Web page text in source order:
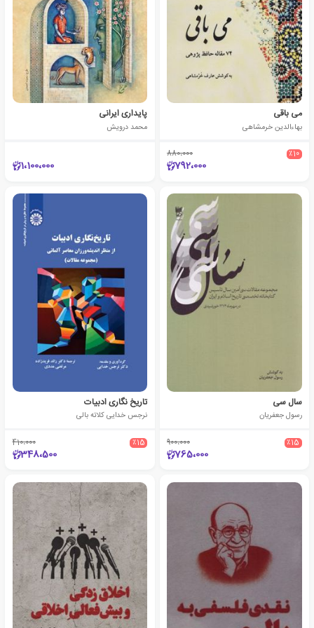
می باقی
بهاءالدین خرمشاهی
٪10 880،000
792،000
پایداری ایرانی
محمد درویش
1،100،000
سال سی
رسول جعفریان
٪15 900،000
765،000
تاریخ‌ نگاری ادبیات
نرجس خدایی کلاته بالی
٪15 410،000
348،500